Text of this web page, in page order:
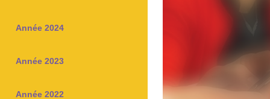
Année 2024
Année 2023
Année 2022